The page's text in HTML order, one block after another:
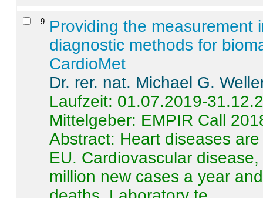
9
Providing the measurement
diagnostic methods for
CardioMet
Dr. rer. nat. Michael G.
Laufzeit: 01.07.2019-
Mittelgeber: EMPIR Call
Abstract: Heart diseases
EU. Cardiovascular
million new cases a year